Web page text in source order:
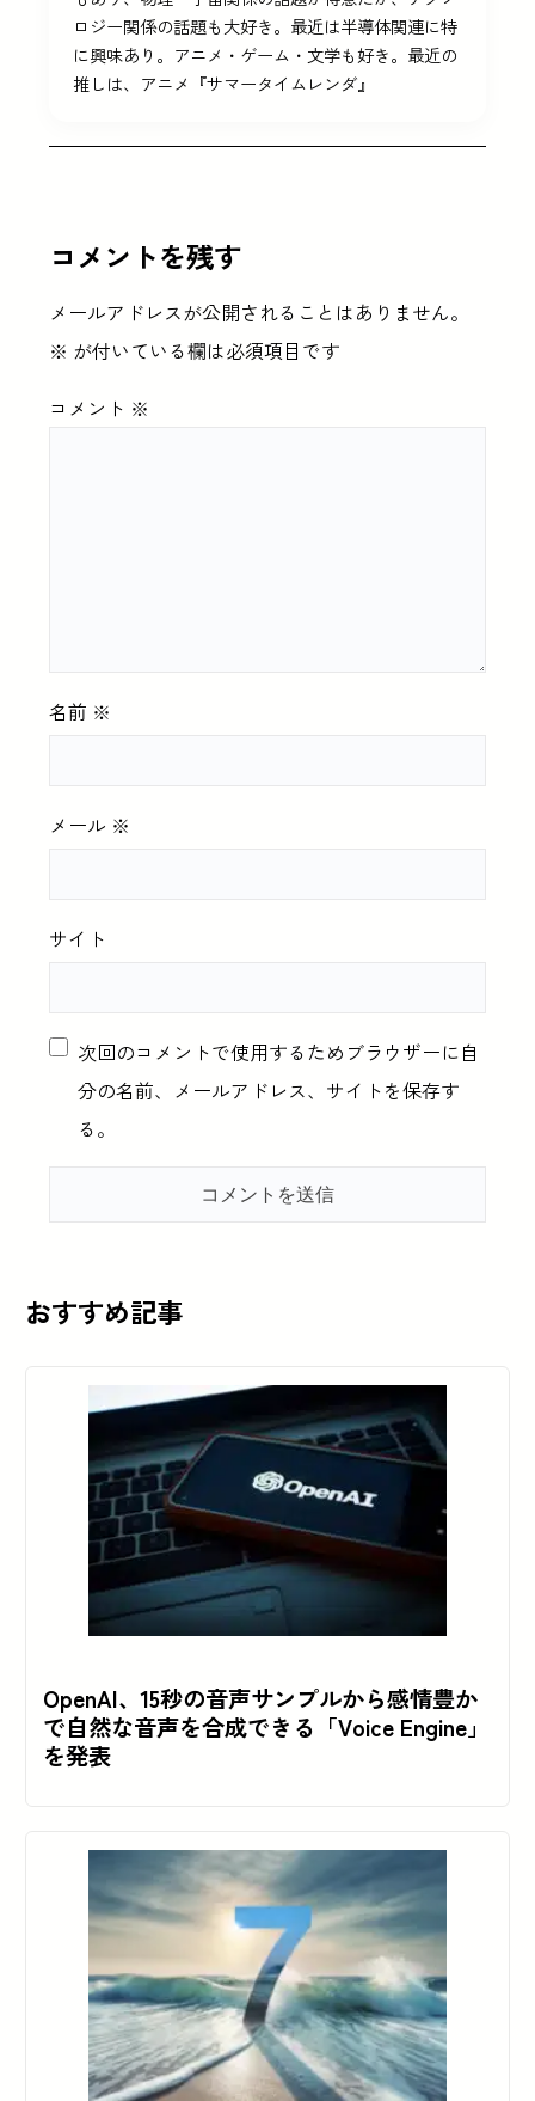
ロジー関係の話題も大好き。最近は半導体関連に特
に興味あり。アニメ・ゲーム・文学も好き。最近の
推しは、アニメ『サマータイムレンダ』
コメントを残す
メールアドレスが公開されることはありません。
※ が付いている欄は必須項目です
コメント ※
名前 ※
メール ※
サイト
次回のコメントで使用するためブラウザーに自
分の名前、メールアドレス、サイトを保存す
る。
おすすめ記事
OpenAI、15秒の音声サンプルから感情豊か
で自然な音声を合成できる「Voice Engine」
を発表